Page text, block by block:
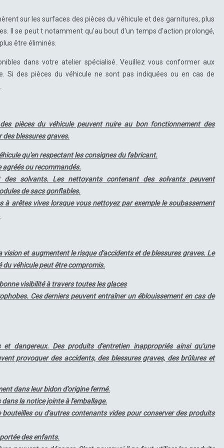
sur les surfaces des pièces du véhicule et des garnitures, plus
Il se peut t notamment qu'au bout d'un temps d'action prolongé,
être éliminés.
dans votre atelier spécialisé. Veuillez vous conformer aux
Si des pièces du véhicule ne sont pas indiquées ou en cas de
pièces du véhicule peuvent nuire au bon fonctionnement des
des blessures graves.
qu'en respectant les consignes du fabricant.
ou recommandés.
solvants. Les nettoyants contenant des solvants peuvent
de sacs gonflables.
à arêtes vives lorsque vous nettoyez par exemple le soubassement
vision et augmentent le risque d'accidents et de blessures graves. Le
véhicule peut être compromis.
visibilité à travers toutes les glaces
Ces derniers peuvent entraîner un éblouissement en cas de
dangereux. Des produits d'entretien inappropriés ainsi qu'une
provoquer des accidents, des blessures graves, des brûlures et
dans leur bidon d'origine fermé.
la notice jointe à l'emballage.
ou d'autres contenants vides pour conserver des produits
des enfants.